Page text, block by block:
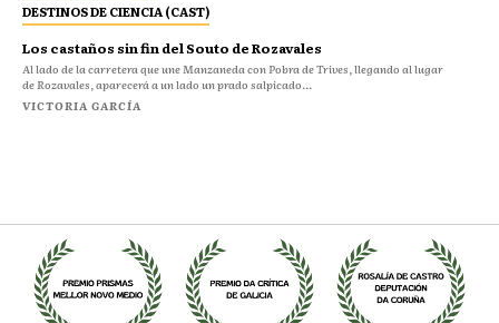
DESTINOS DE CIENCIA (CAST)
Los castaños sin fin del Souto de Rozavales
Al lado de la carretera que une Manzaneda con Pobra de Trives, llegando al lugar
de Rozavales, aparecerá a un lado un prado salpicado...
VICTORIA GARCÍA